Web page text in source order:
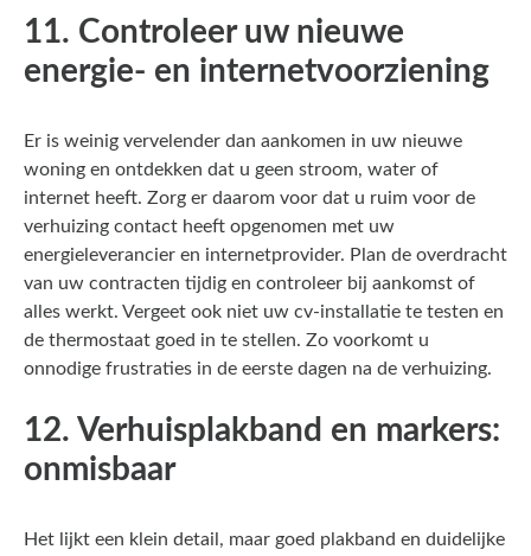
11. Controleer uw nieuwe
energie- en internetvoorziening
Er is weinig vervelender dan aankomen in uw nieuwe
woning en ontdekken dat u geen stroom, water of
internet heeft. Zorg er daarom voor dat u ruim voor de
verhuizing contact heeft opgenomen met uw
energieleverancier en internetprovider. Plan de overdracht
van uw contracten tijdig en controleer bij aankomst of
alles werkt. Vergeet ook niet uw cv-installatie te testen en
de thermostaat goed in te stellen. Zo voorkomt u
onnodige frustraties in de eerste dagen na de verhuizing.
12. Verhuisplakband en markers:
onmisbaar
Het lijkt een klein detail, maar goed plakband en duidelijke